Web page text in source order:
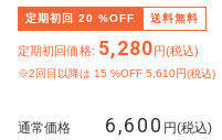
定期初回 20 %OFF 送料無料
定期初回価格: 5,280円(税込)
※2回目以降は 15 %OFF 5,610円(税込)
通常価格 6,600 円(税込)